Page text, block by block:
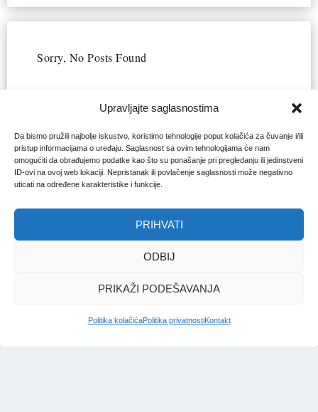
Upravljajte saglasnostima
Da bismo pružili najbolje iskustvo, koristimo tehnologije poput kolačića za čuvanje i/ili
pristup informacijama o uređaju. Saglasnost sa ovim tehnologijama će nam
omogućiti da obrađujemo podatke kao što su ponašanje pri pregledanju ili jedinstveni
ID-ovi na ovoj web lokaciji. Nepristanak ili povlačenje saglasnosti može negativno
uticati na određene karakteristike i funkcije.
PRIHVATI
ODBIJ
PRIKAŽI PODEŠAVANJA
Politika kolačićaPolitika privatnostiKontakt
Sorry, No Posts Found